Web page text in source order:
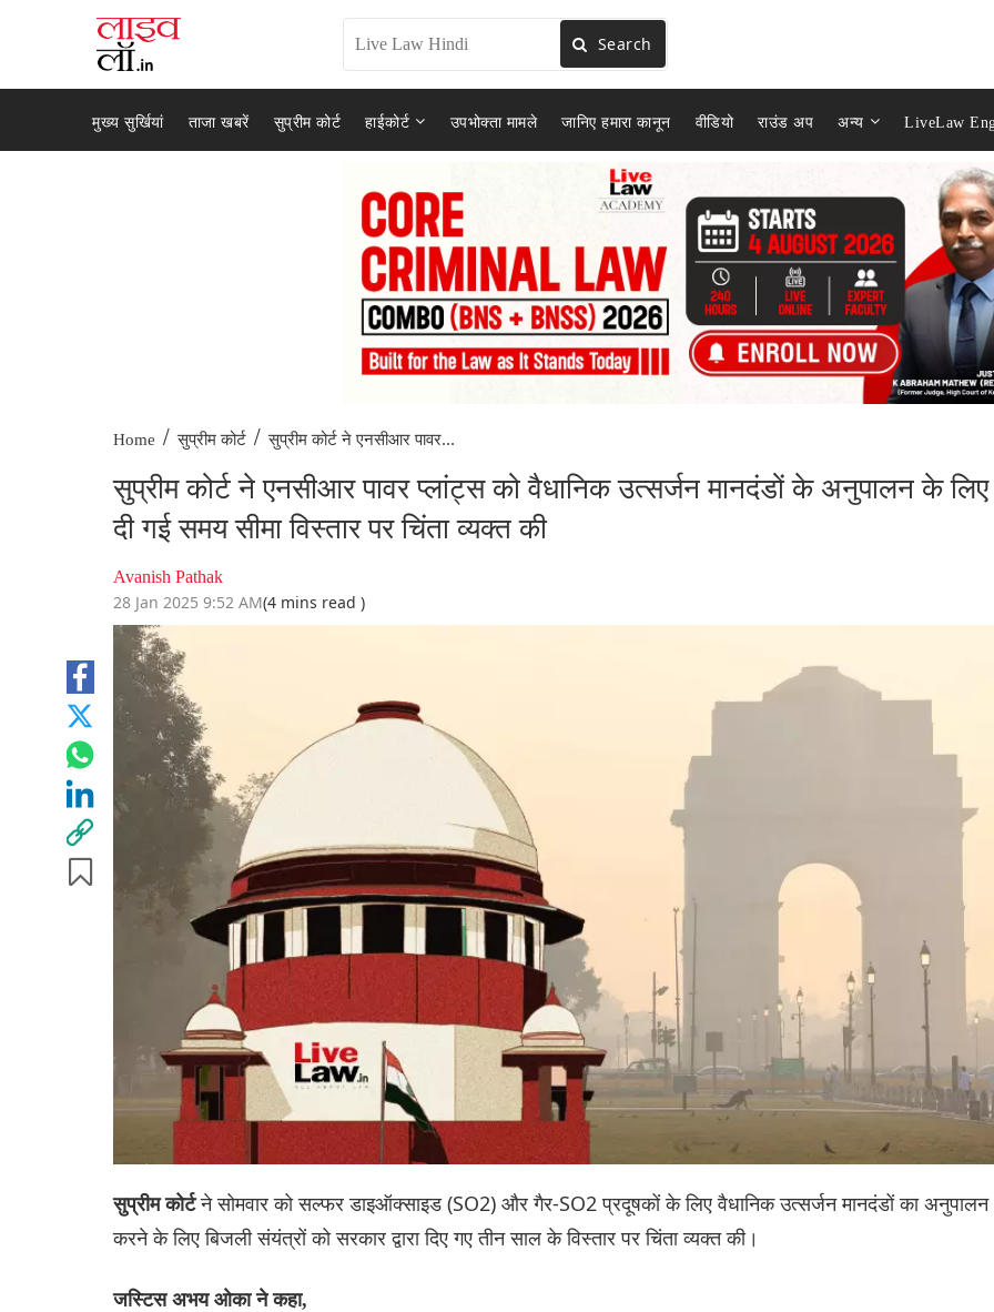
Search
मुख्य सुर्खियां ताजा खबरें सुप्रीम कोर्ट हाईकोर्ट उपभोक्ता मामले जानिए हमारा कानून वीडियो राउंड अप अन्य LiveLaw
Home / सुप्रीम कोर्ट / सुप्रीम कोर्ट ने एनसीआर पावर...
सुप्रीम कोर्ट ने एनसीआर पावर प्लांट्स को वैधानिक उत्सर्जन मानदंडों के अनुपालन के लिए
दी गई समय सीमा विस्तार पर चिंता व्यक्त की
Avanish Pathak
28 Jan 2025 9:52 AM(4 mins read )
सुप्रीम कोर्टने सोमवार को सल्फर डाइऑक्साइड (SO2) और गैर-SO2 प्रदूषकों के लिए वैधानिक उत्सर्जन मानदंडों का अनुपालन
करने के लिए बिजली संयंत्रों को सरकार द्वारा दिए गए तीन साल के विस्तार पर चिंता व्यक्त की।
जस्टिस अभय ओका ने कहा,